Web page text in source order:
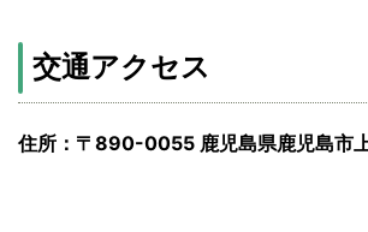
交通アクセス
住所：〒890-0055 鹿児島県鹿児島市